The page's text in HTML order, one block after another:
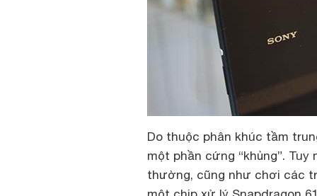
Do thuộc phân khúc tầm
một phần cứng “khủng”.
thường, cũng như chơi các